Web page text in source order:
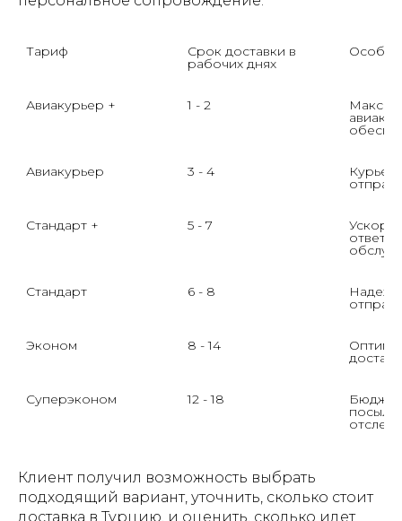
Тариф Срок доставки в
рабочих днях
Авиакурьер + 1 - 2
Авиакурьер 3 - 4 Курьер
5 - 7
6 - 8
Эконом 8 - 14
Суперэконом 12 - 18
Клиент получил возможность выбрать
подходящий вариант, уточнить, сколько стоит
доставка в Турцию, и оценить, сколько идет